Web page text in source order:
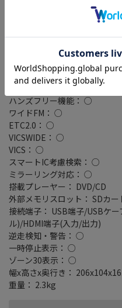
タッチパネル種類： 静電式
TVチューナー： フルセグ(地
4x4地デジチューナー： ○
バックカメラ： 別売
Bluetooth： Bluetooth 4.2
ハンズフリー機能： ○
ワイドFM： ○
ETC2.0： ○
VICSWIDE： ○
VICS： ○
スマートIC考慮検索： ○
ミラーリング対応： ○
搭載プレーヤー： DVD/CD
外部メモリスロット： SDカ
接続端子： USB端子/USBケ
ル)/HDMI端子(入力/出力)
逆走検知・警告： ○
一時停止表示： ○
ゾーン30表示： ○
幅x高さx奥行き：
重量： 2.3kg